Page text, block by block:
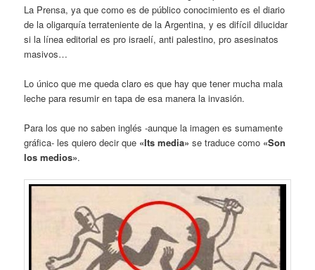
La Prensa, ya que como es de público conocimiento es el diario
de la oligarquía terrateniente de la Argentina, y es difícil dilucidar
si la línea editorial es pro israelí, anti palestino, pro asesinatos
masivos…
Lo único que me queda claro es que hay que tener mucha mala
leche para resumir en tapa de esa manera la invasión.
Para los que no saben inglés -aunque la imagen es sumamente
gráfica- les quiero decir que «Its media» se traduce como «Son
los medios».